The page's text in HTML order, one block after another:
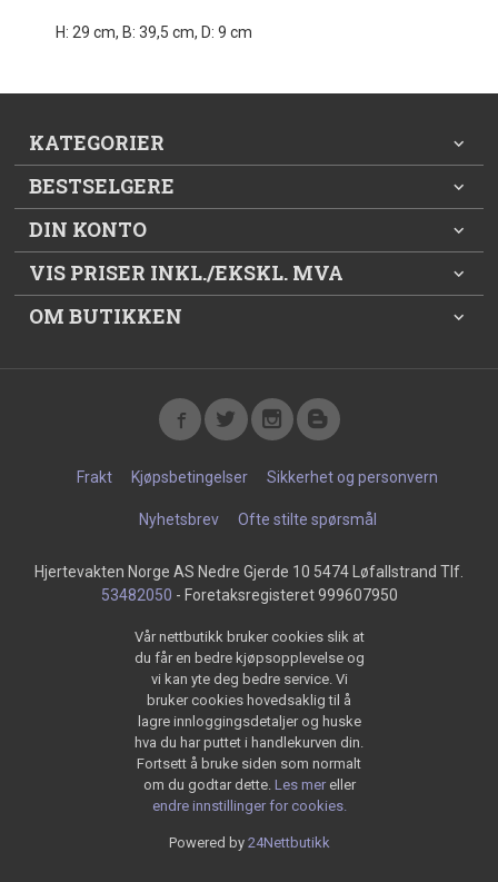
H: 29 cm, B: 39,5 cm, D: 9 cm
KATEGORIER
BESTSELGERE
DIN KONTO
VIS PRISER INKL./EKSKL. MVA
OM BUTIKKEN
Frakt Kjøpsbetingelser Sikkerhet og personvern
Nyhetsbrev Ofte stilte spørsmål
Hjertevakten Norge AS Nedre Gjerde 10 5474 Løfallstrand Tlf.
53482050 - Foretaksregisteret 999607950
Vår nettbutikk bruker cookies slik at
du får en bedre kjøpsopplevelse og
vi kan yte deg bedre service. Vi
bruker cookies hovedsaklig til å
lagre innloggingsdetaljer og huske
hva du har puttet i handlekurven din.
Fortsett å bruke siden som normalt
om du godtar dette. Les mer eller
endre innstillinger for cookies.
Powered by 24Nettbutikk